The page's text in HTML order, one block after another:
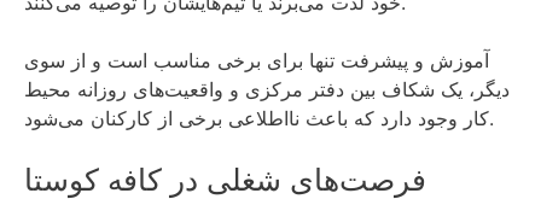
آموزش و پیشرفت تنها برای برخی مناسب است و از سوی
دیگر، یک شکاف بین دفتر مرکزی و واقعیت‌های روزانه محیط
کار وجود دارد که باعث نااطلاعی برخی از کارکنان می‌شود.
فرصت‌های شغلی در کافه کوستا